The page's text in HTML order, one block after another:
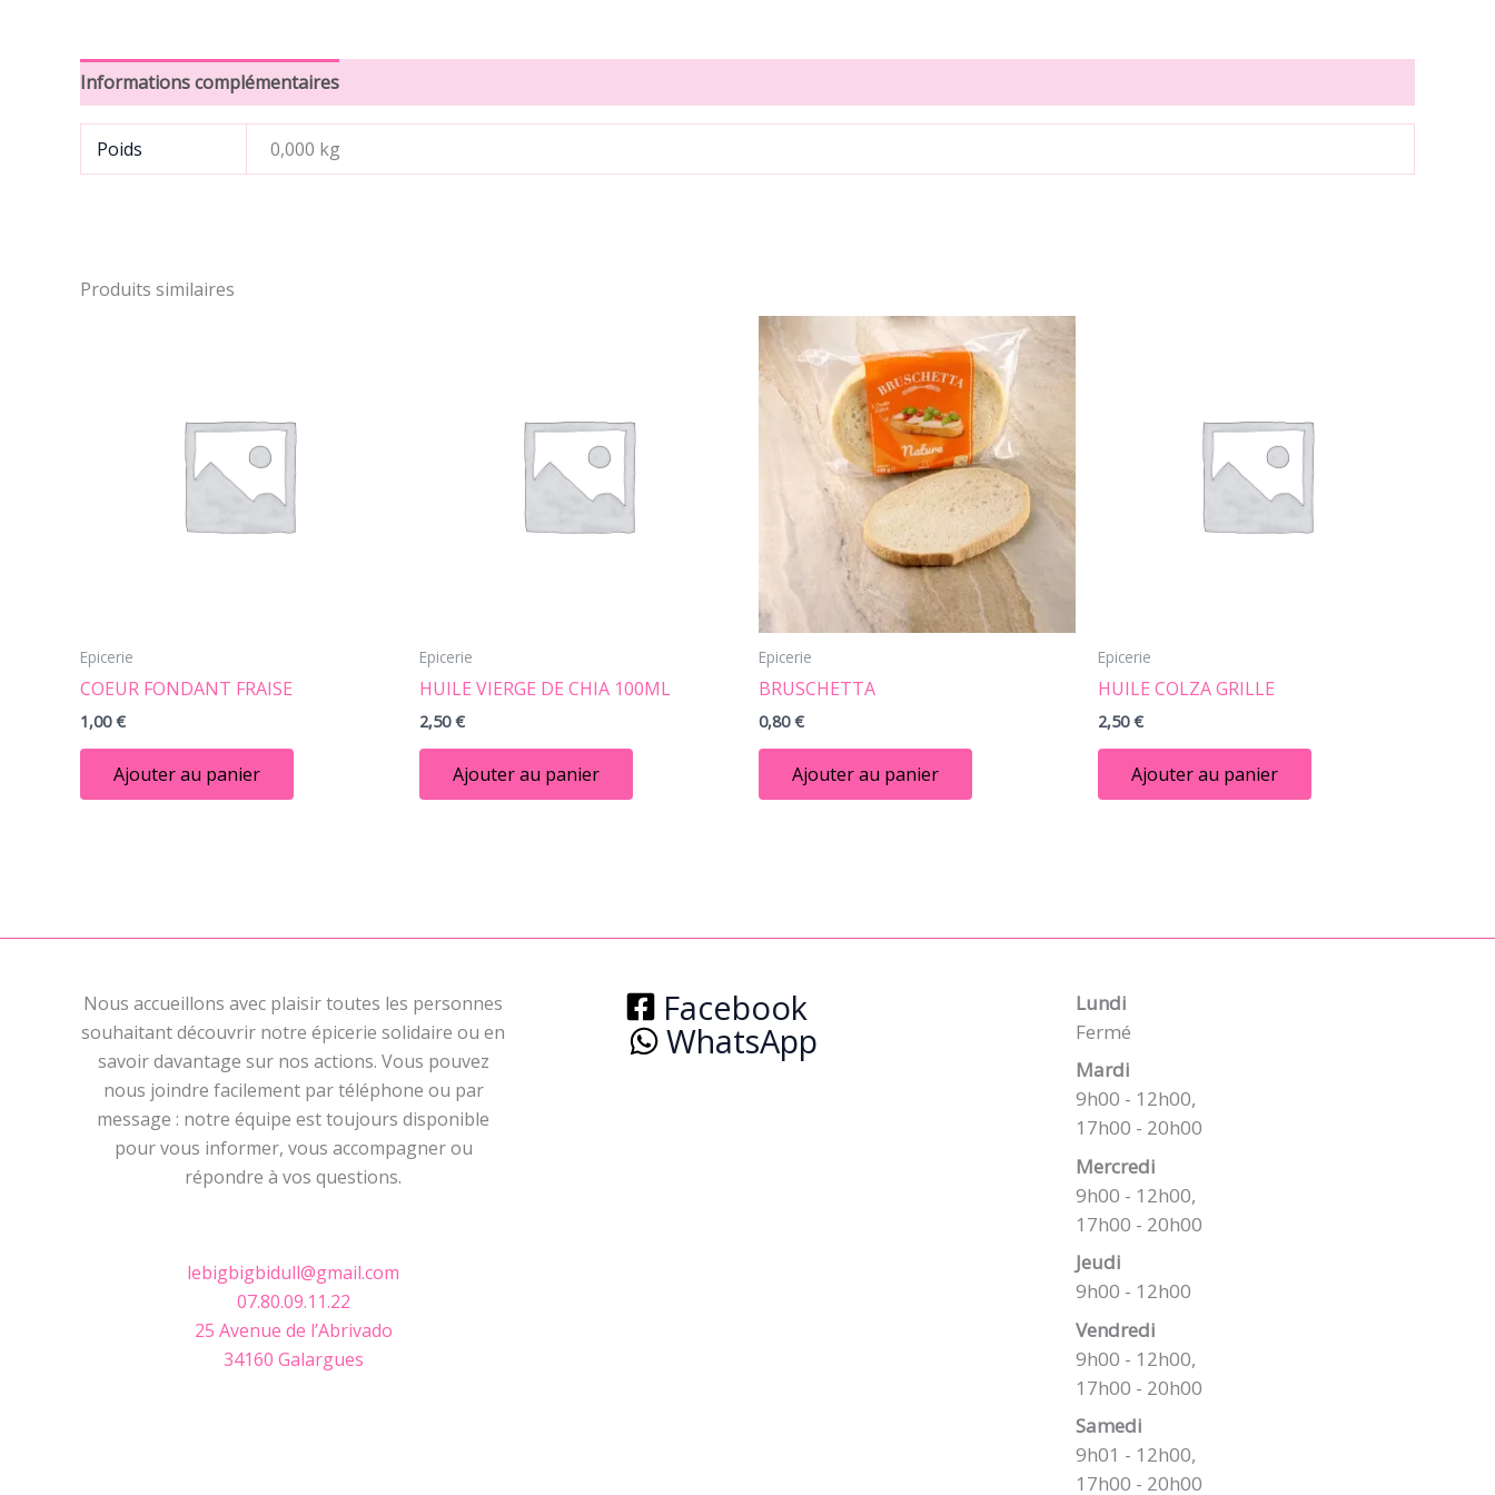
Informations complémentaires
Poids 0,000 kg
Produits similaires
Epicerie
COEUR FONDANT FRAISE
1,00€
Ajouter au panier
Epicerie
HUILE VIERGE DE CHIA 100ML
2,50€
Ajouter au panier
Epicerie
BRUSCHETTA
0,80€
Ajouter au panier
Epicerie
HUILE COLZA GRILLE
2,50€
Ajouter au panier
Nous accueillons avec plaisir toutes les personnes
souhaitant découvrir notre épicerie solidaire ou en
savoir davantage sur nos actions. Vous pouvez
nous joindre facilement par téléphone ou par
message : notre équipe est toujours disponible
pour vous informer, vous accompagner ou
répondre à vos questions.
lebigbigbidull@gmail.com
07.80.09.11.22
25 Avenue de l’Abrivado
34160 Galargues
Facebook
WhatsApp
Lundi
Fermé
Mardi
9h00 - 12h00,
17h00 - 20h00
Mercredi
9h00 - 12h00,
17h00 - 20h00
Jeudi
9h00 - 12h00
Vendredi
9h00 - 12h00,
17h00 - 20h00
Samedi
9h01 - 12h00,
17h00 - 20h00